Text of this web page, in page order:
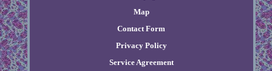
Map
Contact Form
Privacy Policy
Service Agreement